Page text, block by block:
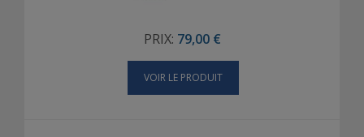
PRIX: 79,00 €
VOIR LE PRODUIT